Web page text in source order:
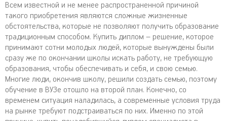
Всем известной и не менее распространенной причиной
такого приобретения являются сложные жизненные
обстоятельства, которые не позволяют получить образование
традиционным способом. Купить диплом – решение, которое
принимают сотни молодых людей, которые вынуждены были
сразу же по окончании школы искать работу, не требующую
образования, чтобы обеспечивать и себя, и свою семью.
Многие люди, окончив школу, решили создать семью, поэтому
обучение в ВУЗе отошло на второй план. Конечно, со
временем ситуация наладилась, а современные условия труда
на рынке требуют подстраиваться по них. Именно по этой